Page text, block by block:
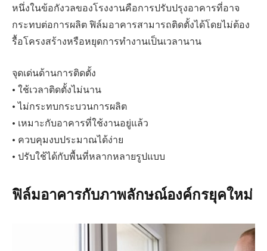
หนึ่งในข้อกังวลของโรงงานคือการปรับปรุงอาคารที่อาจ
กระทบต่อการผลิต ฟิล์มอาคารสามารถติดตั้งได้โดยไม่ต้อง
รื้อโครงสร้างหรือหยุดการทำงานเป็นเวลานาน
จุดเด่นด้านการติดตั้ง
• ใช้เวลาติดตั้งไม่นาน
• ไม่กระทบกระบวนการผลิต
• เหมาะกับอาคารที่ใช้งานอยู่แล้ว
• ควบคุมงบประมาณได้ง่าย
• ปรับใช้ได้กับพื้นที่หลากหลายรูปแบบ
ฟิล์มอาคารกับภาพลักษณ์องค์กรยุคใหม่